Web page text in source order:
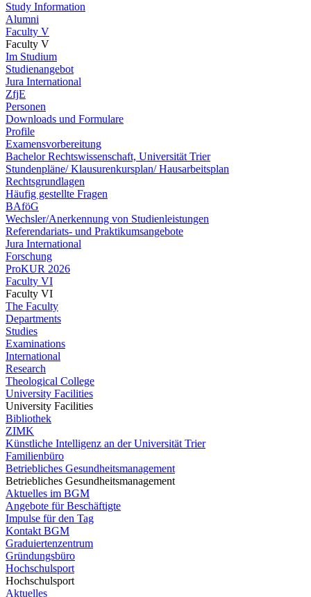
Study Information
Alumni
Faculty V
Faculty V
Im Studium
Studienangebot
Jura International
ZfjE
Personen
Downloads und Formulare
Profile
Examensvorbereitung
Bachelor Rechtswissenschaft, Universität Trier
Stundenpläne/ Klausurenkursplan/ Hausarbeitsplan
Rechtsgrundlagen
Häufig gestellte Fragen
BAföG
Wechsler/Anerkennung von Studienleistungen
Referendariats- und Praktikumsangebote
Jura International
Forschung
ProKUR 2026
Faculty VI
Faculty VI
The Faculty
Departments
Studies
Examinations
International
Research
Theological College
University Facilities
University Facilities
Bibliothek
ZIMK
Künstliche Intelligenz an der Universität Trier
Familienbüro
Betriebliches Gesundheitsmanagement
Betriebliches Gesundheitsmanagement
Aktuelles im BGM
Angebote für Beschäftigte
Impulse für den Tag
Kontakt BGM
Graduiertenzentrum
Gründungsbüro
Hochschulsport
Hochschulsport
Aktuelles